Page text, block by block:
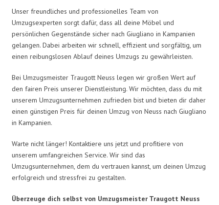
Unser freundliches und professionelles Team von
Umzugsexperten sorgt dafür, dass all deine Möbel und
persönlichen Gegenstände sicher nach Giugliano in Kampanien
gelangen. Dabei arbeiten wir schnell, effizient und sorgfältig, um
einen reibungslosen Ablauf deines Umzugs zu gewährleisten.
Bei Umzugsmeister Traugott Neuss legen wir großen Wert auf
den fairen Preis unserer Dienstleistung. Wir möchten, dass du mit
unserem Umzugsunternehmen zufrieden bist und bieten dir daher
einen günstigen Preis für deinen Umzug von Neuss nach Giugliano
in Kampanien.
Warte nicht länger! Kontaktiere uns jetzt und profitiere von
unserem umfangreichen Service. Wir sind das
Umzugsunternehmen, dem du vertrauen kannst, um deinen Umzug
erfolgreich und stressfrei zu gestalten.
Überzeuge dich selbst von Umzugsmeister Traugott Neuss